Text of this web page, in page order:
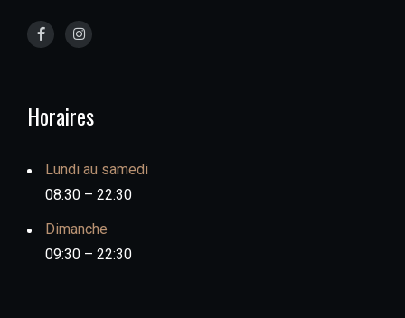
Horaires
Lundi au samedi
08:30 – 22:30
Dimanche
09:30 – 22:30